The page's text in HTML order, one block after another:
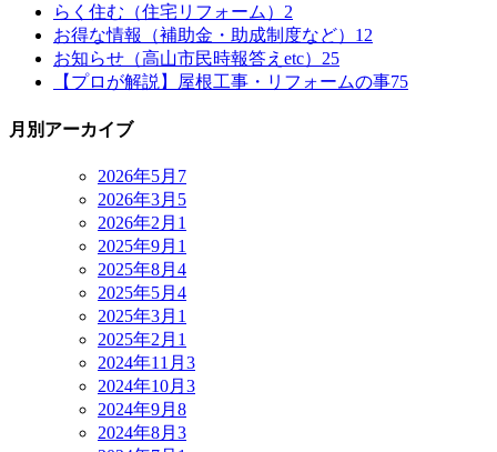
らく住む（住宅リフォーム） 2
お得な情報（補助金・助成制度など） 12
お知らせ（高山市民時報答えetc） 25
【プロが解説】屋根工事・リフォームの事75
月別アーカイブ
2026年5月 7
2026年3月 5
2026年2月 1
2025年9月 1
2025年8月 4
2025年5月 4
2025年3月 1
2025年2月 1
2024年11月 3
2024年10月 3
2024年9月 8
2024年8月 3